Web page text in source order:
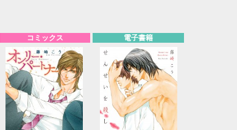
コミックス 電子書籍